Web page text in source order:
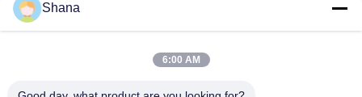
JCvision Touch Interattivo Display a pannello piatto Interattivo
Tavola bianca elettronica 55"
JCVISION 27" portatile monitor touch screen Android 12
Shana
6:00 AM